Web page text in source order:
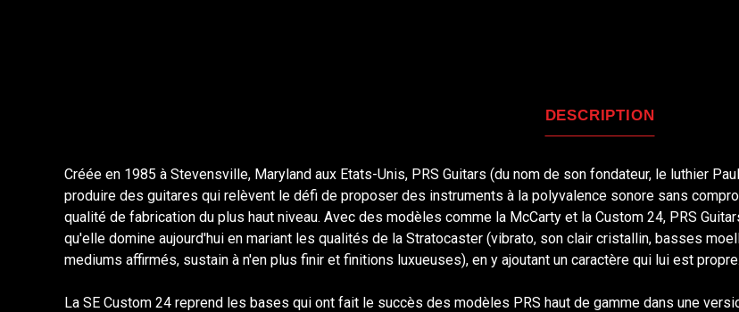
DESCRIPTION
Créée en 1985 à Stevensville, Maryland aux Etats-Unis, PRS Guitars (du nom de son fondateur, le luthier
produire des guitares qui relèvent le défi de proposer des instruments à la polyvalence sonore sans
qualité de fabrication du plus haut niveau. Avec des modèles comme la McCarty et la Custom 24, PRS
qu'elle domine aujourd'hui en mariant les qualités de la Stratocaster (vibrato, son clair cristallin, basses
mediums affirmés, sustain à n'en plus finir et finitions luxueuses), en y ajoutant un caractère qui lui est propre.
La SE Custom 24 reprend les bases qui ont fait le succès des modèles PRS haut de gamme dans une